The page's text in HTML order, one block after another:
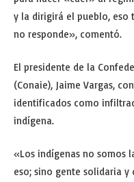
y la dirigirá el pueblo, eso
no responde», comentó.
El presidente de la
(Conaie), Jaime Vargas,
identificados como
indígena.
«Los indígenas no somos
eso; sino gente solidaria